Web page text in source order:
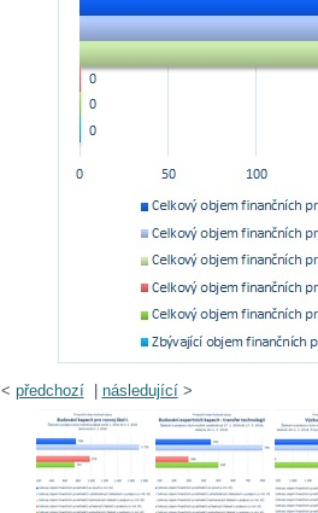
< předchozí| následující>